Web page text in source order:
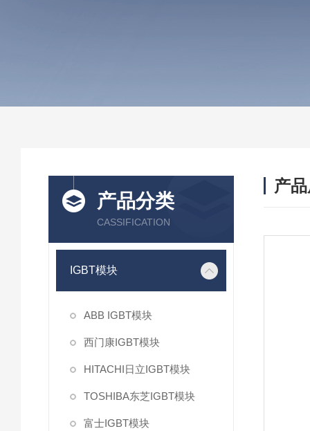
产品分类
CASSIFICATION
IGBT模块
ABB IGBT模块
西门康IGBT模块
HITACHI日立IGBT模块
TOSHIBA东芝IGBT模块
富士IGBT模块
产